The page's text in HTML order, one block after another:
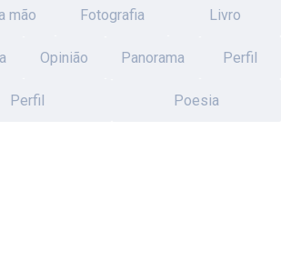
mão Fotografia Livro
Opinião Panorama Perfil
Perfil Poesia